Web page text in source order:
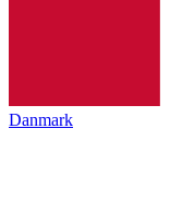
Danmark